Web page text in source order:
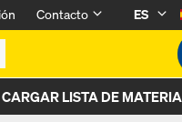
Contacto
ES
CARGAR LISTA DE